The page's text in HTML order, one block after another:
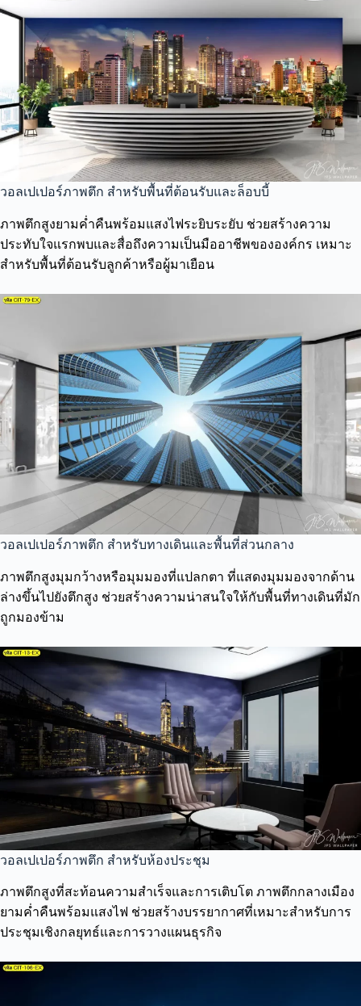
วอลเปเปอร์ภาพตึก สำหรับพื้นที่ต้อนรับและล็อบบี้
ภาพตึกสูงยามค่ำคืนพร้อมแสงไฟระยิบระยับ ช่วยสร้างความ
ประทับใจแรกพบและสื่อถึงความเป็นมืออาชีพขององค์กร เหมาะ
สำหรับพื้นที่ต้อนรับลูกค้าหรือผู้มาเยือน
วอลเปเปอร์ภาพตึก สำหรับทางเดินและพื้นที่ส่วนกลาง
ภาพตึกสูงมุมกว้างหรือมุมมองที่แปลกตา ที่แสดงมุมมองจากด้าน
ล่างขึ้นไปยังตึกสูง ช่วยสร้างความน่าสนใจให้กับพื้นที่ทางเดินที่มัก
ถูกมองข้าม
วอลเปเปอร์ภาพตึก สำหรับห้องประชุม
ภาพตึกสูงที่สะท้อนความสำเร็จและการเติบโต ภาพตึกกลางเมือง
ยามค่ำคืนพร้อมแสงไฟ ช่วยสร้างบรรยากาศที่เหมาะสำหรับการ
ประชุมเชิงกลยุทธ์และการวางแผนธุรกิจ